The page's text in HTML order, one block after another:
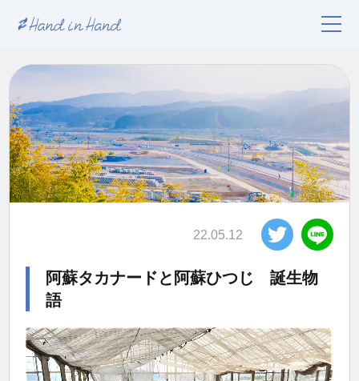
22.05.12
阿蘇タカナードと阿蘇ひつじ 誕生物
語